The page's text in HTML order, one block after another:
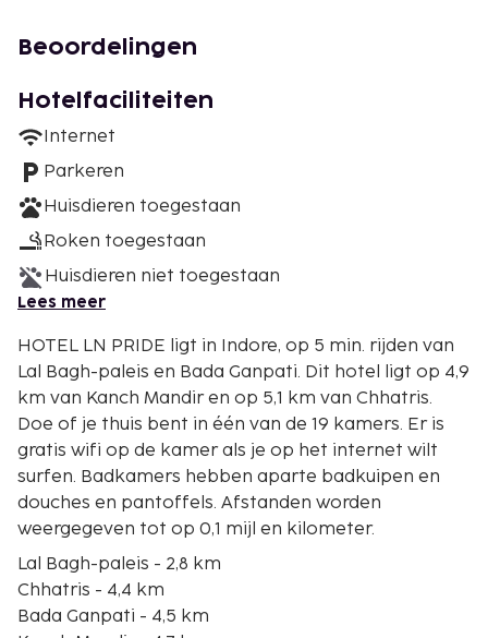
Beoordelingen
Hotelfaciliteiten
Internet
Parkeren
Huisdieren toegestaan
Roken toegestaan
Huisdieren niet toegestaan
Lees meer
HOTEL LN PRIDE ligt in Indore, op 5 min. rijden van
Lal Bagh-paleis en Bada Ganpati. Dit hotel ligt op 4,9
km van Kanch Mandir en op 5,1 km van Chhatris.
Doe of je thuis bent in één van de 19 kamers. Er is
gratis wifi op de kamer als je op het internet wilt
surfen. Badkamers hebben aparte badkuipen en
douches en pantoffels. Afstanden worden
weergegeven tot op 0,1 mijl en kilometer.
Lal Bagh-paleis - 2,8 km
Chhatris - 4,4 km
Bada Ganpati - 4,5 km